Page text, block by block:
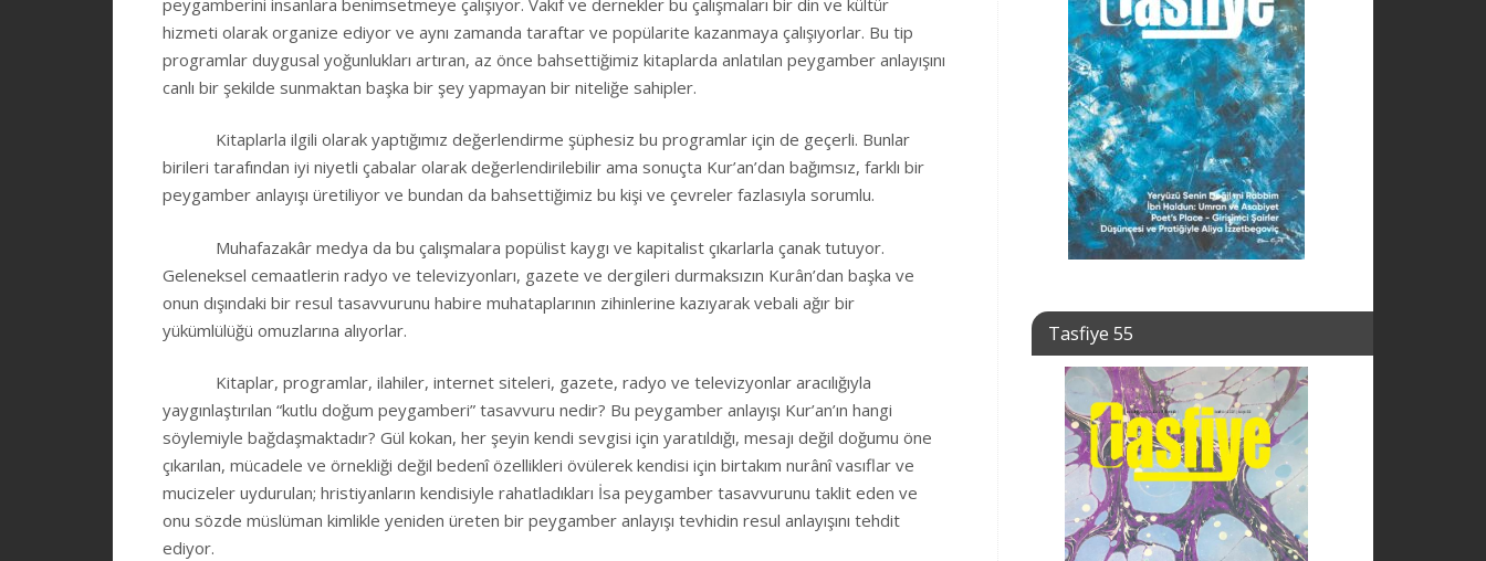
hizmeti olarak organize ediyor ve aynı zamanda taraftar ve popülarite kazanmaya çalışıyorlar. Bu tip
programlar duygusal yoğunlukları artıran, az önce bahsettiğimiz kitaplarda anlatılan peygamber anlayışını
canlı bir şekilde sunmaktan başka bir şey yapmayan bir niteliğe sahipler.
Kitaplarla ilgili olarak yaptığımız değerlendirme şüphesiz bu programlar için de geçerli. Bunlar
birileri tarafından iyi niyetli çabalar olarak değerlendirilebilir ama sonuçta Kur’an’dan bağımsız, farklı bir
peygamber anlayışı üretiliyor ve bundan da bahsettiğimiz bu kişi ve çevreler fazlasıyla sorumlu.
Muhafazakâr medya da bu çalışmalara popülist kaygı ve kapitalist çıkarlarla çanak tutuyor.
Geleneksel cemaatlerin radyo ve televizyonları, gazete ve dergileri durmaksızın Kurân’dan başka ve
onun dışındaki bir resul tasavvurunu habire muhataplarının zihinlerine kazıyarak vebali ağır bir
yükümlülüğü omuzlarına alıyorlar.
Kitaplar, programlar, ilahiler, internet siteleri, gazete, radyo ve televizyonlar aracılığıyla
yaygınlaştırılan “kutlu doğum peygamberi” tasavvuru nedir? Bu peygamber anlayışı Kur’an’ın hangi
söylemiyle bağdaşmaktadır? Gül kokan, her şeyin kendi sevgisi için yaratıldığı, mesajı değil doğumu öne
çıkarılan, mücadele ve örnekliği değil bedenî özellikleri övülerek kendisi için birtakım nurânî vasıflar ve
mucizeler uydurulan; hristiyanların kendisiyle rahatladıkları İsa peygamber tasavvurunu taklit eden ve
onu sözde müslüman kimlikle yeniden üreten bir peygamber anlayışı tevhidin resul anlayışını tehdit
ediyor.
Tasfiye 55